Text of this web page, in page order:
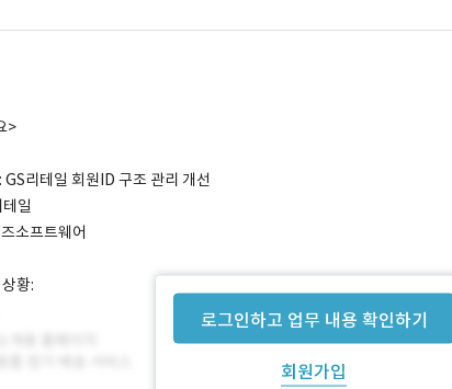
로그인하고 업무 내용 확인하기
회원가입
>
GS리테일 회원ID 구조 관리 개선
일
소프트웨어
황: